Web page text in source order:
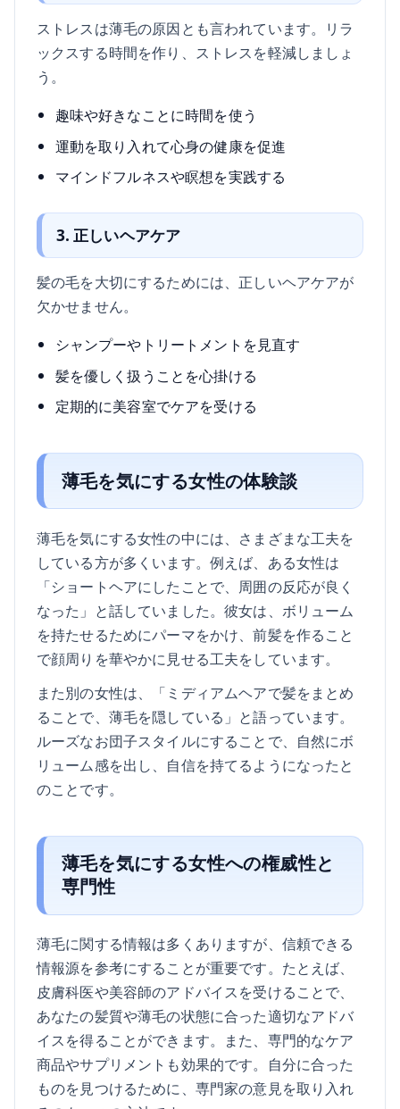
ストレスは薄毛の原因とも言われています。リラ
ックスする時間を作り、ストレスを軽減しましょ
う。
趣味や好きなことに時間を使う
運動を取り入れて心身の健康を促進
マインドフルネスや瞑想を実践する
3. 正しいヘアケア
髪の毛を大切にするためには、正しいヘアケアが
欠かせません。
シャンプーやトリートメントを見直す
髪を優しく扱うことを心掛ける
定期的に美容室でケアを受ける
薄毛を気にする女性の体験談
薄毛を気にする女性の中には、さまざまな工夫を
している方が多くいます。例えば、ある女性は
「ショートヘアにしたことで、周囲の反応が良く
なった」と話していました。彼女は、ボリューム
を持たせるためにパーマをかけ、前髪を作ること
で顔周りを華やかに見せる工夫をしています。
また別の女性は、「ミディアムヘアで髪をまとめ
ることで、薄毛を隠している」と語っています。
ルーズなお団子スタイルにすることで、自然にボ
リューム感を出し、自信を持てるようになったと
のことです。
薄毛を気にする女性への権威性と
専門性
薄毛に関する情報は多くありますが、信頼できる
情報源を参考にすることが重要です。たとえば、
皮膚科医や美容師のアドバイスを受けることで、
あなたの髪質や薄毛の状態に合った適切なアドバ
イスを得ることができます。また、専門的なケア
商品やサプリメントも効果的です。自分に合った
ものを見つけるために、専門家の意見を取り入れ